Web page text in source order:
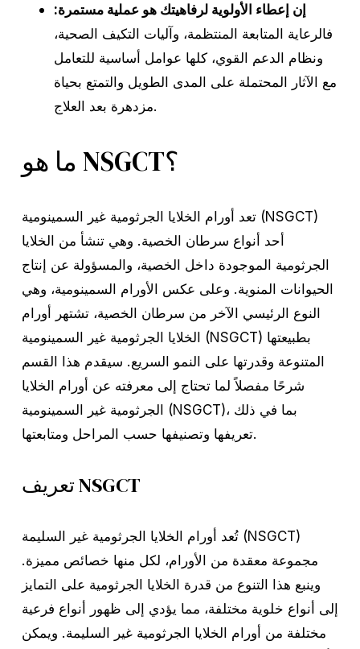
إن إعطاء الأولوية لرفاهيتك هو عملية مستمرة:
فالرعاية المتابعة المنتظمة، وآليات التكيف الصحية،
ونظام الدعم القوي، كلها عوامل أساسية للتعامل
مع الآثار المحتملة على المدى الطويل والتمتع بحياة
مزدهرة بعد العلاج.
ما هو NSGCT؟
تعد أورام الخلايا الجرثومية غير السمينومية (NSGCT)
أحد أنواع سرطان الخصية. وهي تنشأ من الخلايا
الجرثومية الموجودة داخل الخصية، والمسؤولة عن إنتاج
الحيوانات المنوية. وعلى عكس الأورام السمينومية، وهي
النوع الرئيسي الآخر من سرطان الخصية، تشتهر أورام
الخلايا الجرثومية غير السمينومية (NSGCT) بطبيعتها
المتنوعة وقدرتها على النمو السريع. سيقدم هذا القسم
شرحًا مفصلاً لما تحتاج إلى معرفته عن أورام الخلايا
الجرثومية غير السمينومية (NSGCT)، بما في ذلك
تعريفها وتصنيفها حسب المراحل ومتابعتها.
تعريف NSGCT
تُعد أورام الخلايا الجرثومية غير السليمة (NSGCT)
مجموعة معقدة من الأورام، لكل منها خصائص مميزة.
وينبع هذا التنوع من قدرة الخلايا الجرثومية على التمايز
إلى أنواع خلوية مختلفة، مما يؤدي إلى ظهور أنواع فرعية
مختلفة من أورام الخلايا الجرثومية غير السليمة. ويمكن